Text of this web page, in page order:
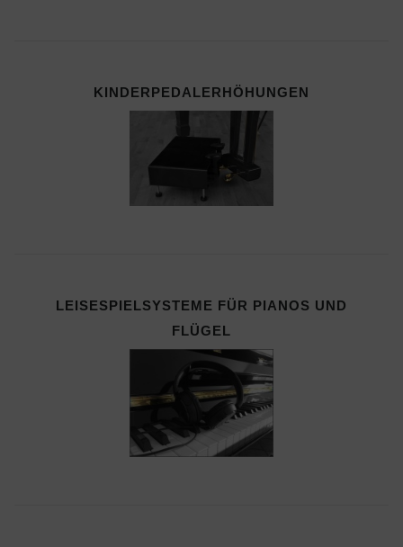
KINDERPEDALERHÖHUNGEN
LEISESPIELSYSTEME FÜR PIANOS UND
FLÜGEL